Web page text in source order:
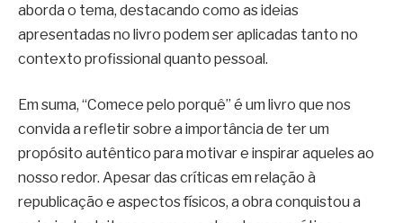
aborda o tema, destacando como as ideias
apresentadas no livro podem ser aplicadas tanto no
contexto profissional quanto pessoal.
Em suma, “Comece pelo porquê” é um livro que nos
convida a refletir sobre a importância de ter um
propósito autêntico para motivar e inspirar aqueles ao
nosso redor. Apesar das críticas em relação à
republicação e aspectos físicos, a obra conquistou a